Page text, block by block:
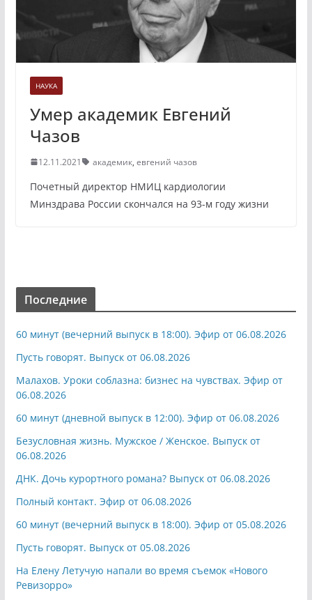
НАУКА
Умер академик Евгений
Чазов
12.11.2021 академик, евгений чазов
Почетный директор НМИЦ кардиологии
Минздрава России скончался на 93-м году жизни
Последние
60 минут (вечерний выпуск в 18:00). Эфир от 06.08.2026
Пусть говорят. Выпуск от 06.08.2026
Малахов. Уроки соблазна: бизнес на чувствах. Эфир от
06.08.2026
60 минут (дневной выпуск в 12:00). Эфир от 06.08.2026
Безусловная жизнь. Мужское / Женское. Выпуск от
06.08.2026
ДНК. Дочь курортного романа? Выпуск от 06.08.2026
Полный контакт. Эфир от 06.08.2026
60 минут (вечерний выпуск в 18:00). Эфир от 05.08.2026
Пусть говорят. Выпуск от 05.08.2026
На Елену Летучую напали во время съемок «Нового
Ревизорро»